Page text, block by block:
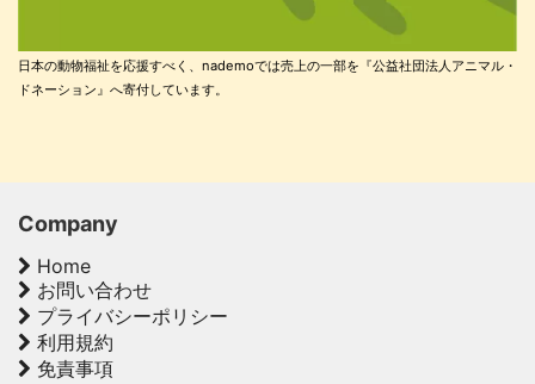
日本の動物福祉を応援すべく、nademoでは売上の一部を『公益社団法人アニマル・
ドネーション』へ寄付しています。
Company
Home
お問い合わせ
プライバシーポリシー
利用規約
免責事項